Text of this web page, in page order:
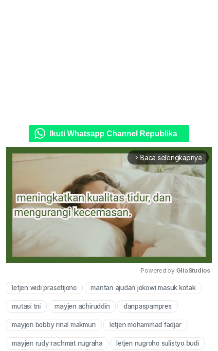
Ikuti Whatsapp Channel Republika
arrow_forward_ios Baca selengkapnya
Mute
Powered by GliaStudios
letjen widi prasetijono mantan ajudan jokowi masuk kotak
mutasi tni mayjen achiruddin danpaspampres
mayjen bobby rinal makmun letjen mohammad fadjar
mayjen rudy rachmat nugraha letjen nugroho sulistyo budi